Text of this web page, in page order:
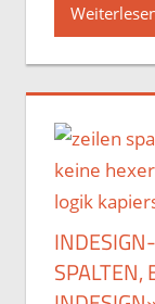
SPALTEN,